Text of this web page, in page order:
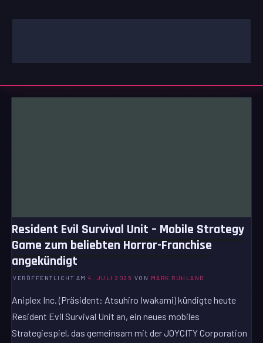
Inhalt
Resident Evil Survival Unit – Mobile Strategy
Game zum beliebten Horror-Franchise
angekündigt
VERÖFFENTLICHT AM4. JULI 2025 VON MARK RUHLAND
Aniplex Inc. (Präsident: Atsuhiro Iwakami) kündigte heute
Resident Evil Survival Unit an, ein neues mobiles
Strategiespiel, das gemeinsam mit der JOYCITY Corporation